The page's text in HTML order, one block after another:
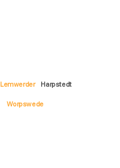
Lemwerder Harpstedt
Worpswede